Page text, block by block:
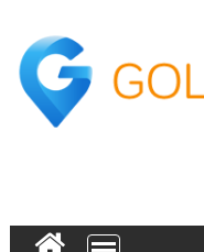
content